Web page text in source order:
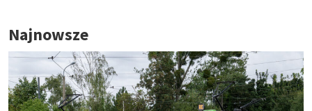
Najnowsze